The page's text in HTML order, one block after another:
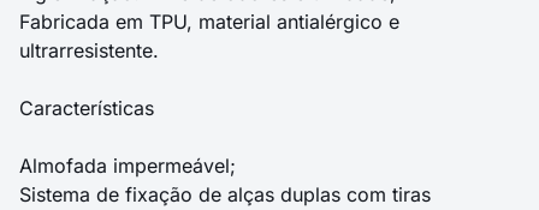
Fabricada em TPU, material antialérgico e
ultrarresistente.
Características
Almofada impermeável;
Sistema de fixação de alças duplas com tiras